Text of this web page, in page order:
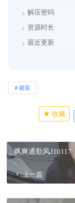
解压密码
资源时长
最近更新
裙装
收藏
飒爽通勤风J10117
上一篇